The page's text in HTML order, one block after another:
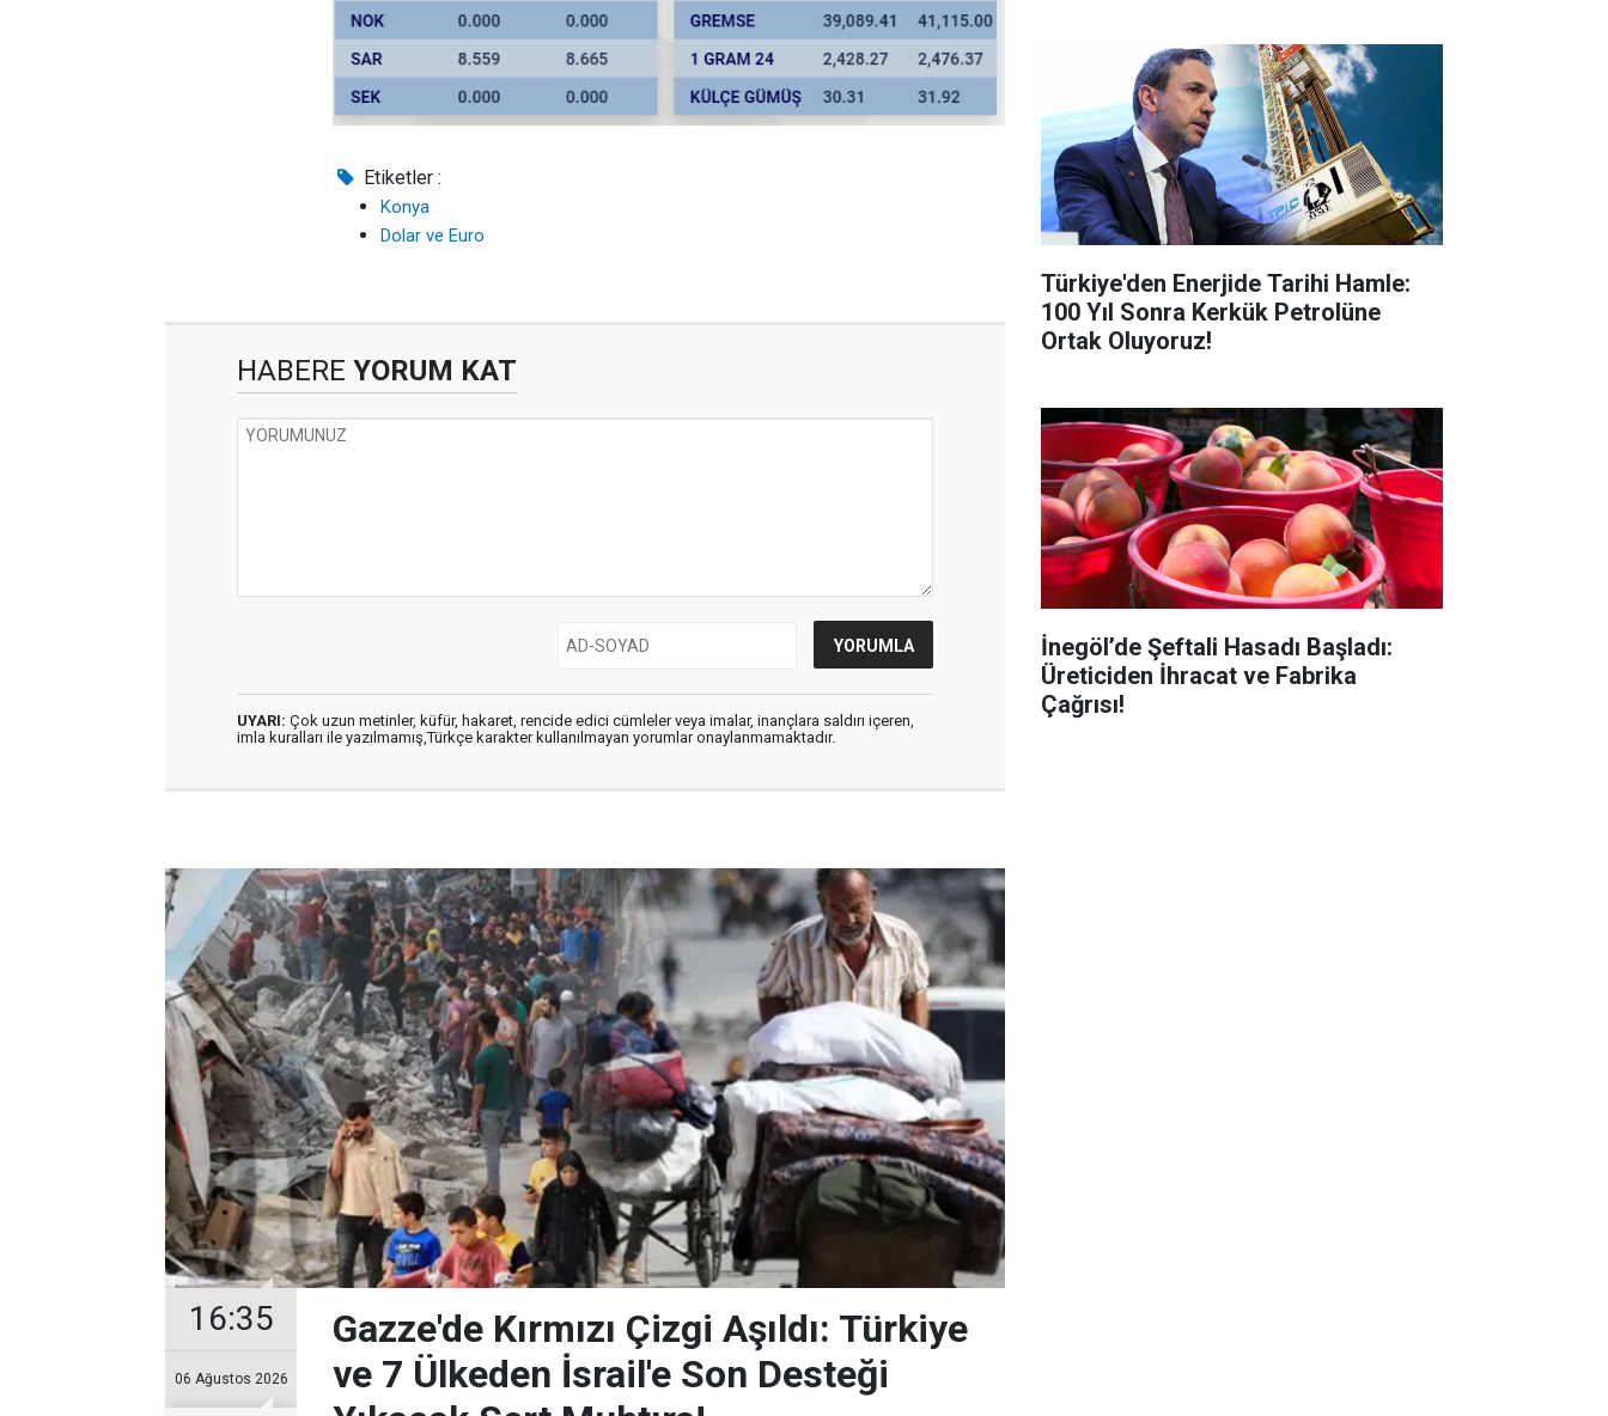
Etiketler :
Konya
Dolar ve Euro
HABERE YORUM KAT
UYARI: Çok uzun metinler, küfür, hakaret, rencide edici cümleler veya imalar, inançlara saldırı içeren,
imla kuralları ile yazılmamış,Türkçe karakter kullanılmayan yorumlar onaylanmamaktadır.
16:35
06 Ağustos 2026
Gazze'de Kırmızı Çizgi Aşıldı: Türkiye
ve 7 Ülkeden İsrail'e Son Desteği
Türkiye'den Enerjide Tarihi Hamle:
100 Yıl Sonra Kerkük Petrolüne
Ortak Oluyoruz!
İnegöl’de Şeftali Hasadı Başladı:
Üreticiden İhracat ve Fabrika
Çağrısı!